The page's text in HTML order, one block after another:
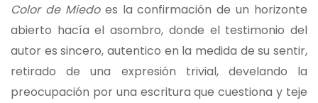
Color de Miedoes la confirmación de un horizonte
abierto hacía el asombro, donde el testimonio del
autor es sincero, autentico en la medida de su sentir,
retirado de una expresión trivial, develando la
preocupación por una escritura que cuestiona y teje